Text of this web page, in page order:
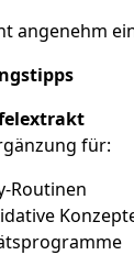
angenehm
für:
Routinen